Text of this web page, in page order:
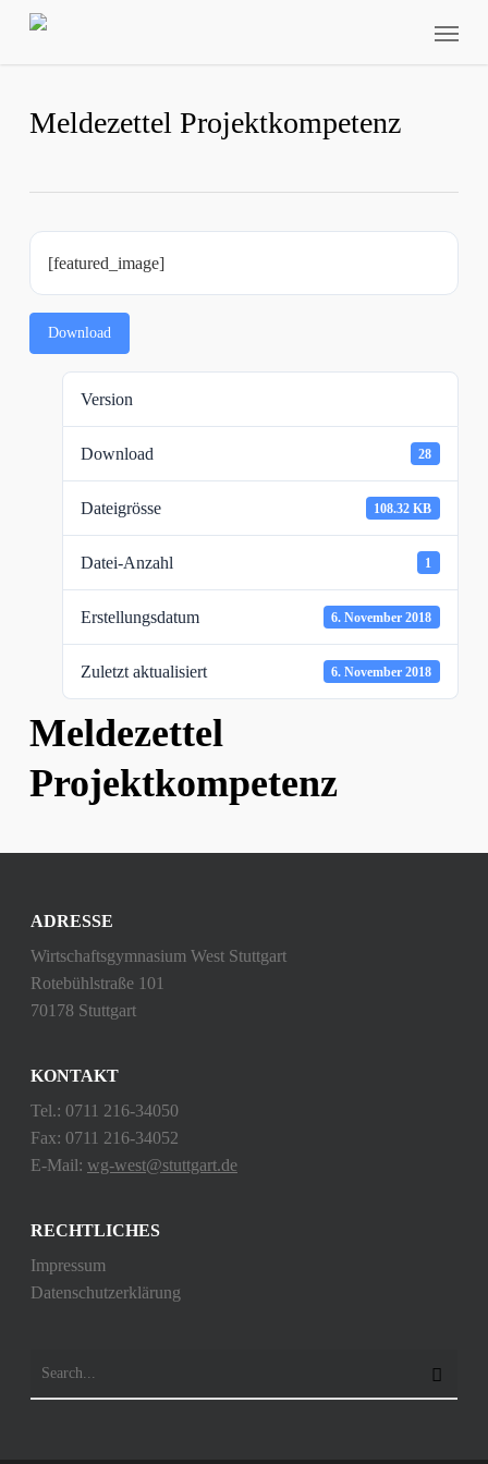
Skip
Meldezettel Projektkompetenz
[featured_image]
Download
Version
Download 28
Dateigrösse 108.32 KB
Datei-Anzahl 1
Erstellungsdatum 6. November 2018
Zuletzt aktualisiert 6. November 2018
Meldezettel
Projektkompetenz
ADRESSE
Wirtschaftsgymnasium West Stuttgart
Rotebühlstraße 101
70178 Stuttgart
KONTAKT
Tel.: 0711 216-34050
Fax: 0711 216-34052
E-Mail: wg-west@stuttgart.de
RECHTLICHES
Impressum
Datenschutzerklärung